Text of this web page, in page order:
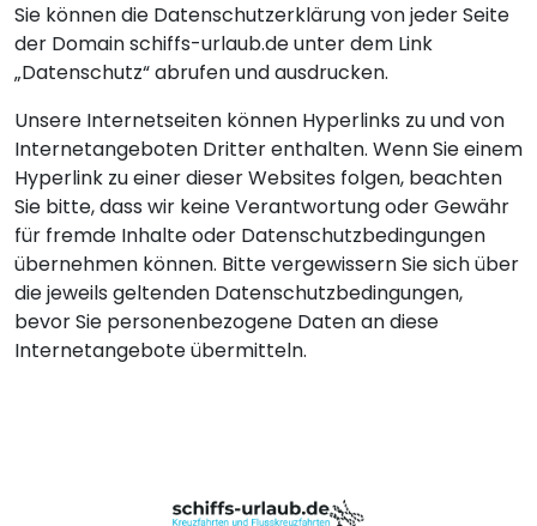
Sie können die Datenschutzerklärung von jeder Seite
der Domain schiffs-urlaub.de unter dem Link
„Datenschutz“ abrufen und ausdrucken.
Unsere Internetseiten können Hyperlinks zu und von
Internetangeboten Dritter enthalten. Wenn Sie einem
Hyperlink zu einer dieser Websites folgen, beachten
Sie bitte, dass wir keine Verantwortung oder Gewähr
für fremde Inhalte oder Datenschutzbedingungen
übernehmen können. Bitte vergewissern Sie sich über
die jeweils geltenden Datenschutzbedingungen,
bevor Sie personenbezogene Daten an diese
Internetangebote übermitteln.